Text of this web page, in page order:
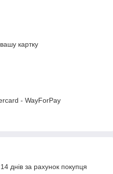
картку
- WayForPay
днів за рахунок покупця